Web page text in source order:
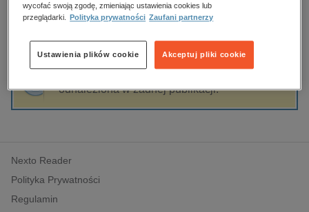
biznesowe, branżowe, gospodarka
edukacja
hobby, sport, rozrywka
komputery, internet, technologie, informatyka
polityka, społeczno-informacyjne
psychologiczne
inne
Sortowanie Filtrowanie
odnaleziona w żadnej publikacji.
Nexto Reader
Polityka Prywatności
Regulamin
wycofać swoją zgodę, zmieniając ustawienia cookies lub
przeglądarki.
Polityka prywatności Zaufani partnerzy
Akceptuj pliki cookie
Ustawienia plików cookie